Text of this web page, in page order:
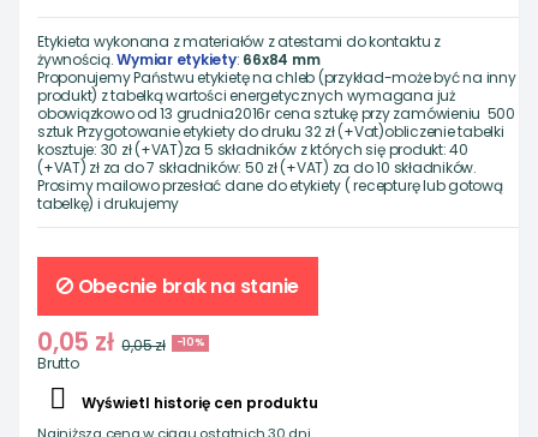
Etykieta wykonana z materiałów z atestami do kontaktu z
żywnością.Wymiar etykiety: 66x84 mm
Proponujemy Państwu etykietę na chleb (przykład-może być na inny
produkt) z tabelką wartości energetycznych wymagana już
obowiązkowo od 13 grudnia2016r cena sztukę przy zamówieniu 500
sztuk Przygotowanie etykiety do druku 32 zł (+Vat)obliczenie tabelki
kosztuje: 30 zł (+VAT)za 5 składników z których się produkt: 40
(+VAT) zł za do 7 składników: 50 zł (+VAT) za do 10 składników.
Prosimy mailowo przesłać dane do etykiety ( recepturę lub gotową
tabelkę) i drukujemy
Obecnie brak na stanie
0,05 zł 0,05 zł -10%
Brutto
 Wyświetl historię cen produktu